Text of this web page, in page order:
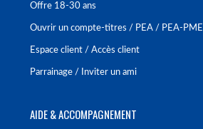
Offre 18-30 ans
Ouvrir un compte-titres / PEA / PEA-PME
Espace client / Accès client
Parrainage / Inviter un ami
AIDE & ACCOMPAGNEMENT